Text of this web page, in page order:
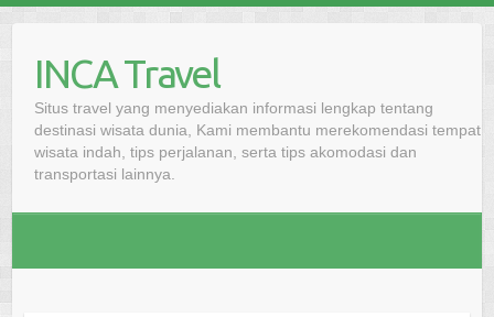
contentINCA Travel
Situs travel yang menyediakan informasi lengkap tentang
destinasi wisata dunia, Kami membantu merekomendasi tempat
wisata indah, tips perjalanan, serta tips akomodasi dan
transportasi lainnya.